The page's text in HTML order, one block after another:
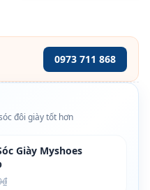
0973 711 868
đôi giày tốt hơn
Giày Myshoes